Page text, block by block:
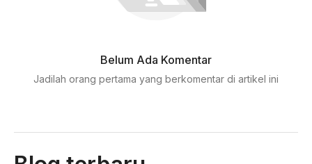
Belum Ada Komentar
Jadilah orang pertama yang berkomentar di artikel ini